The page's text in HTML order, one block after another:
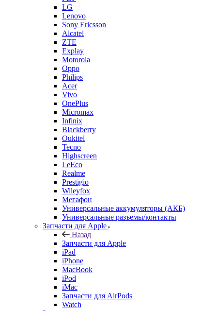
Sony Ericsson
Alcatel
ZTE
Explay
Motorola
Oppo
Philips
Acer
Vivo
OnePlus
Micromax
Infinix
Blackberry
Oukitel
Tecno
Highscreen
LeEco
Realme
Prestigio
Wileyfox
Мегафон
Универсальные аккумуляторы (АКБ)
Универсальные разъемы/контакты
Запчасти для Apple
Назад
Запчасти для Apple
iPad
iPhone
MacBook
iPod
iMac
Запчасти для AirPods
Watch
Запчасти для планшетов
Назад